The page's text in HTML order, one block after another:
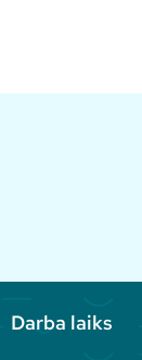
Darba laiks